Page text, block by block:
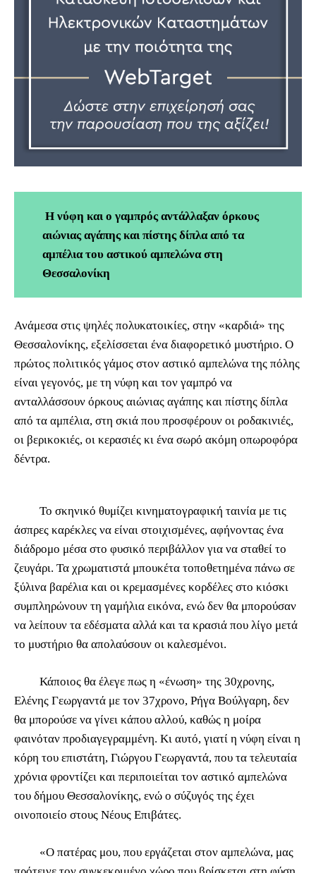
Η νύφη και ο γαμπρός αντάλλαξαν όρκους
αιώνιας αγάπης και πίστης δίπλα από τα
αμπέλια του αστικού αμπελώνα στη
Θεσσαλονίκη
Ανάμεσα στις ψηλές πολυκατοικίες, στην «καρδιά» της
Θεσσαλονίκης, εξελίσσεται ένα διαφορετικό μυστήριο. Ο
πρώτος πολιτικός γάμος στον αστικό αμπελώνα της πόλης
είναι γεγονός, με τη νύφη και τον γαμπρό να
ανταλλάσσουν όρκους αιώνιας αγάπης και πίστης δίπλα
από τα αμπέλια, στη σκιά που προσφέρουν οι ροδακινιές,
οι βερικοκιές, οι κερασιές κι ένα σωρό ακόμη οπωροφόρα
δέντρα.
Το σκηνικό θυμίζει κινηματογραφική ταινία με τις
άσπρες καρέκλες να είναι στοιχισμένες, αφήνοντας ένα
διάδρομο μέσα στο φυσικό περιβάλλον για να σταθεί το
ζευγάρι. Τα χρωματιστά μπουκέτα τοποθετημένα πάνω σε
ξύλινα βαρέλια και οι κρεμασμένες κορδέλες στο κιόσκι
συμπληρώνουν τη γαμήλια εικόνα, ενώ δεν θα μπορούσαν
να λείπουν τα εδέσματα αλλά και τα κρασιά που λίγο μετά
το μυστήριο θα απολαύσουν οι καλεσμένοι.
Κάποιος θα έλεγε πως η «ένωση» της 30χρονης,
Ελένης Γεωργαντά με τον 37χρονο, Ρήγα Βούλγαρη, δεν
θα μπορούσε να γίνει κάπου αλλού, καθώς η μοίρα
φαινόταν προδιαγεγραμμένη. Κι αυτό, γιατί η νύφη είναι η
κόρη του επιστάτη, Γιώργου Γεωργαντά, που τα τελευταία
χρόνια φροντίζει και περιποιείται τον αστικό αμπελώνα
του δήμου Θεσσαλονίκης, ενώ ο σύζυγός της έχει
οινοποιείο στους Νέους Επιβάτες.
«Ο πατέρας μου, που εργάζεται στον αμπελώνα, μας